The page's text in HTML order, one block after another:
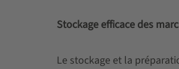
Stockage efficace des
Le stockage et la